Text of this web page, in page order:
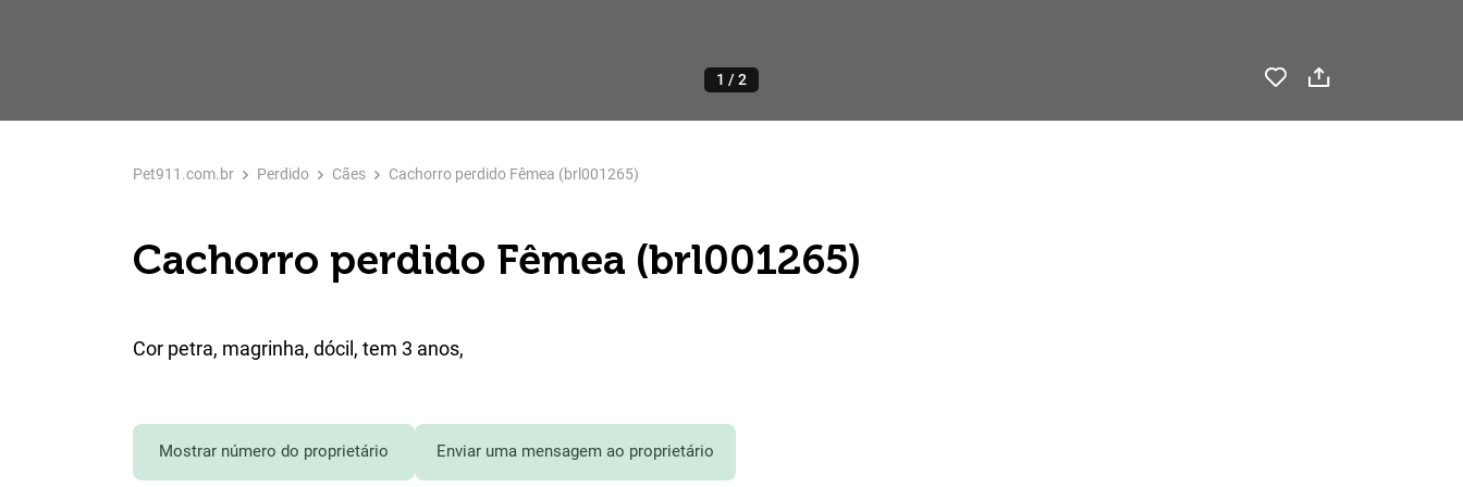
1 / 2
Pet911.com.br Perdido Cães Cachorro perdido Fêmea (brl001265)
Cachorro perdido Fêmea (brl001265)
Cor petra, magrinha, dócil, tem 3 anos,
Mostrar número do proprietário Enviar uma mensagem ao proprietário